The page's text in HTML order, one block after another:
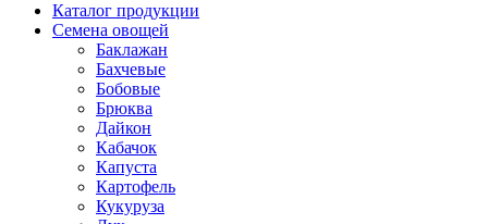
Каталог продукции
Семена овощей
Баклажан
Бахчевые
Бобовые
Брюква
Дайкон
Кабачок
Капуста
Картофель
Кукуруза